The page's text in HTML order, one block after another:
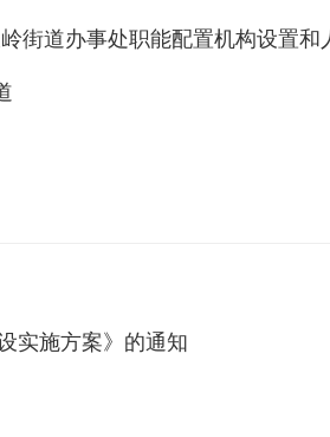
街道办事处职能配置机构设置和
实施方案》的通知